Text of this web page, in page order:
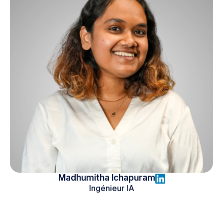
Madhumitha Ichapuram
Ingénieur IA